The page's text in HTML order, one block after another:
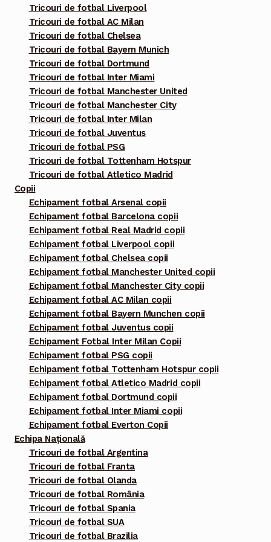
Tricouri de fotbal Liverpool
Tricouri de fotbal AC Milan
Tricouri de fotbal Chelsea
Tricouri de fotbal Bayern Munich
Tricouri de fotbal Dortmund
Tricouri de fotbal Inter Miami
Tricouri de fotbal Manchester United
Tricouri de fotbal Manchester City
Tricouri de fotbal Inter Milan
Tricouri de fotbal Juventus
Tricouri de fotbal PSG
Tricouri de fotbal Tottenham Hotspur
Tricouri de fotbal Atletico Madrid
Copii
Echipament fotbal Arsenal copii
Echipament fotbal Barcelona copii
Echipament fotbal Real Madrid copii
Echipament fotbal Liverpool copii
Echipament fotbal Chelsea copii
Echipament fotbal Manchester United copii
Echipament fotbal Manchester City copii
Echipament fotbal AC Milan copii
Echipament fotbal Bayern Munchen copii
Echipament fotbal Juventus copii
Echipament Fotbal Inter Milan Copii
Echipament fotbal PSG copii
Echipament fotbal Tottenham Hotspur copii
Echipament fotbal Atletico Madrid copii
Echipament fotbal Dortmund copii
Echipament fotbal Inter Miami copii
Echipament fotbal Everton Copii
Echipa Națională
Tricouri de fotbal Argentina
Tricouri de fotbal Franta
Tricouri de fotbal Olanda
Tricouri de fotbal România
Tricouri de fotbal Spania
Tricouri de fotbal SUA
Tricouri de fotbal Brazilia